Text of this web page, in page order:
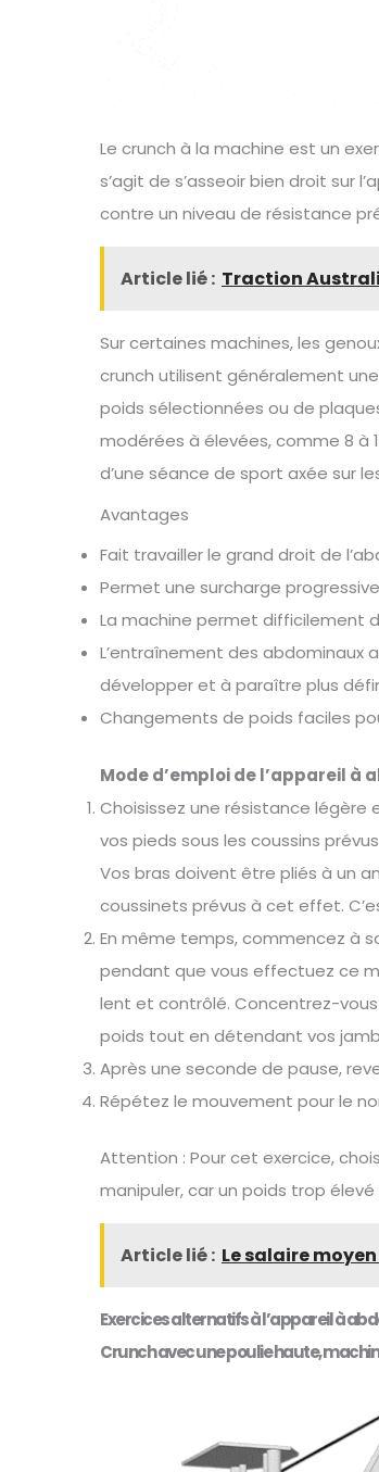
Le crunch à la machine est un
s’agit de s’asseoir bien droit sur
contre un niveau de résistance
Article lié : Traction
Sur certaines machines, les
crunch utilisent généralement
poids sélectionnées ou de
modérées à élevées, comme 8 à
d’une séance de sport axée sur
Avantages
Fait travailler le grand droit de
Permet une surcharge
La machine permet difficilement
L’entraînement des abdominaux
développer et à paraître plus
Changements de poids faciles
Mode d’emploi de l’appareil à
Choisissez une résistance légère
vos pieds sous les coussins
Vos bras doivent être pliés à un
coussinets prévus à cet effet.
En même temps, commencez à
pendant que vous effectuez ce
lent et contrôlé. Concentrez-vous
poids tout en détendant vos
Après une seconde de pause,
Répétez le mouvement pour le
Attention : Pour cet exercice,
manipuler, car un poids trop
Article lié : Le salaire
Exercices alternatifs à l’appareil à
Crunch avec une poulie haute,